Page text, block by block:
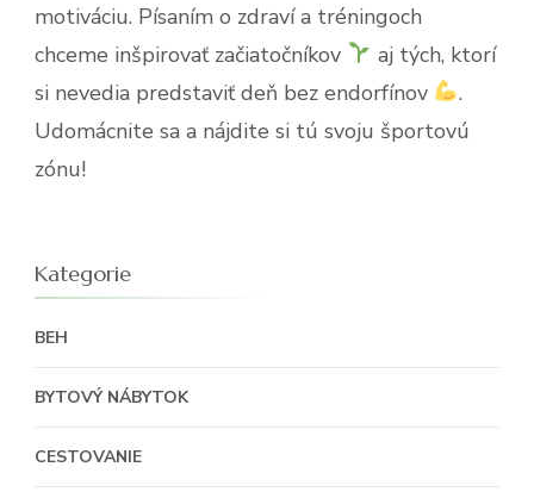
motiváciu. Písaním o zdraví a tréningoch
chceme inšpirovať začiatočníkov
aj tých, ktorí
si nevedia predstaviť deň bez endorfínov
.
Udomácnite sa a nájdite si tú svoju športovú
zónu!
Kategorie
BEH
BYTOVÝ NÁBYTOK
CESTOVANIE